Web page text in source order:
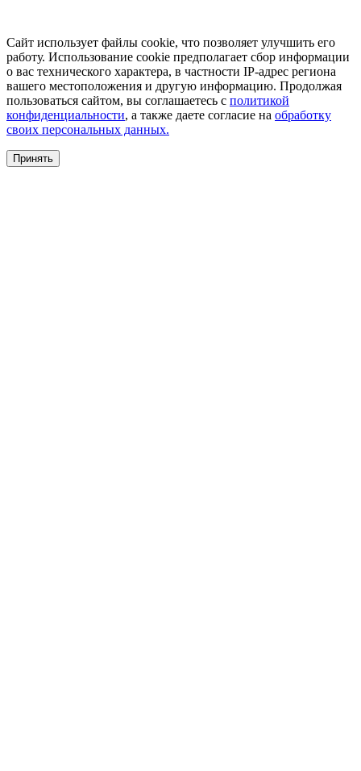
Сайт использует файлы cookie, что позволяет улучшить его
работу. Использование cookie предполагает сбор информации
о вас технического характера, в частности IP-адрес региона
вашего местоположения и другую информацию. Продолжая
пользоваться сайтом, вы соглашаетесь с политикой
конфиденциальности, а также даете согласие на обработку
своих персональных данных.
Принять